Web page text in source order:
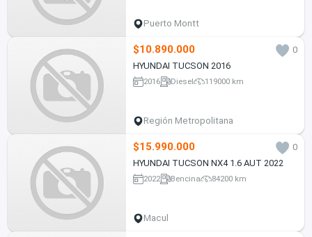
Puerto Montt
$10.890.000
0
HYUNDAI TUCSON 2016
2016 Diesel 119000 km
Región Metropolitana
$15.990.000
0
HYUNDAI TUCSON NX4 1.6 AUT 2022
2022 Bencina 84200 km
Macul